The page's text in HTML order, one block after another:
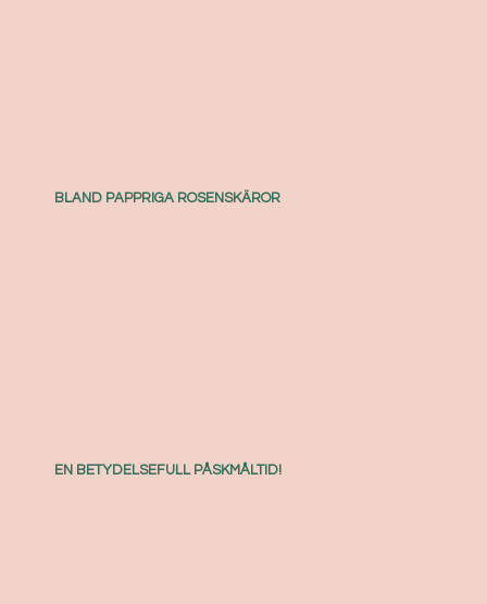
BLAND PAPPRIGA ROSENSKÄROR
EN BETYDELSEFULL PÅSKMÅLTID!